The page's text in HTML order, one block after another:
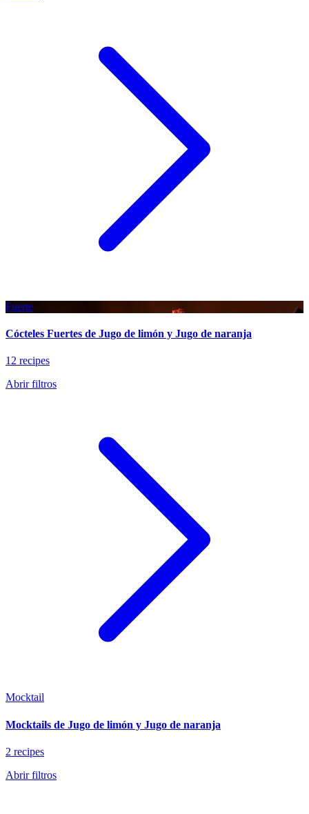
Fuerte
Cócteles Fuertes de Jugo de limón y Jugo de naranja
12 recipes
Abrir filtros
Mocktail
Mocktails de Jugo de limón y Jugo de naranja
2 recipes
Abrir filtros